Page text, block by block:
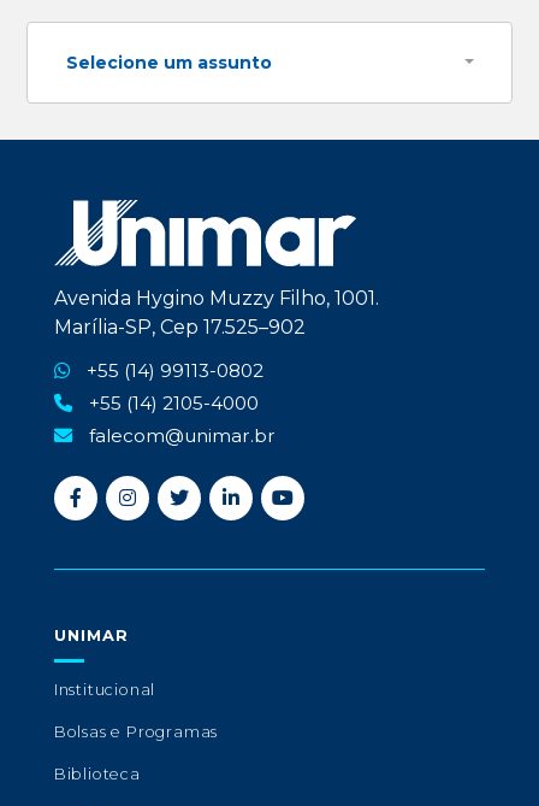
Selecione um assunto
Avenida Hygino Muzzy Filho, 1001.
Marília-SP, Cep 17.525–902
+55 (14) 99113-0802
+55 (14) 2105-4000
falecom@unimar.br
UNIMAR
Institucional
Bolsas e Programas
Biblioteca